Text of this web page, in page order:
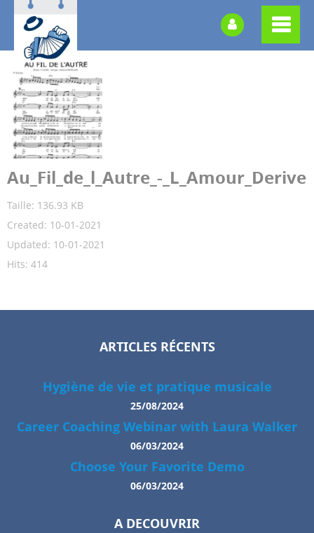
Au_Fil_de_l_Autre_-_L_Amour_Derive
Taille: 136.93 KB
Created: 10-01-2021
Updated: 10-01-2021
Hits: 414
ARTICLES RÉCENTS
Hygiène de vie et pratique musicale
25/08/2024
Career Coaching Webinar with Laura Walker
06/03/2024
Choose Your Favorite Demo
06/03/2024
A DECOUVRIR